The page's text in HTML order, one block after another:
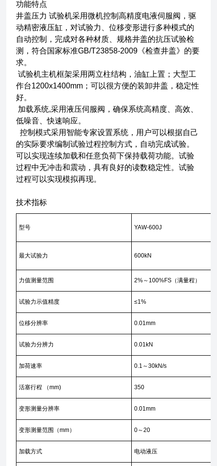
功能特点
井盖压力 试验机采用微机控制高精度电液伺服阀，驱
动精密液压缸，对试验力、位移变形进行多种模式的
自动控制，完成对各种材质、规格井盖的抗压试验检
测，符合国家标准GB/T23858-2009《检查井盖》的要
求。
试验机主机框架采用两立柱结构，油缸上置；大型工
作台1200x1400mm；可以很方便的装卸井盖，稳定性
好。
加载系统,采用液压伺服阀，确保系统高精度、高效、
低噪音、快速响应。
控制模式采用智能专家设置系统，用户可以根据自己
的实际要求编制试验过程控制方式，自动完成试验。
可以实现连续加载和任意负荷下保持载荷功能。试验
过程中无冲击和震动，具有良好的读数稳定性。试验
过程可以实现模拟再现。
技术指标
型号 YAW-600J
最大试验力 600kN
力值测量范围 2%～100%FS（满量程）
试验力示值精度 ≤1%
位移分辨率 0.01mm
试验力分辨力 0.01kN
加荷速率 0.1～30kN/s
活塞行程 （mm) 350
变形测量分辨率 0.01mm
变形测量范围（mm） 0～20
加载方式 电动液压